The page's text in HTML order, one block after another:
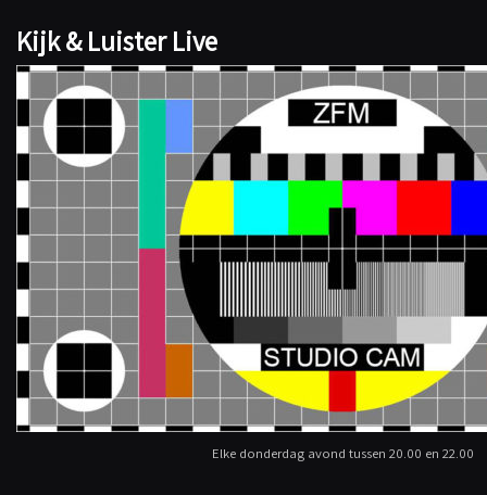
Kijk & Luister Live
Elke donderdag avond tussen 20.00 en 22.00